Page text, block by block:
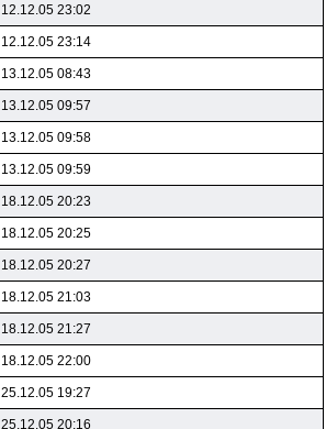
12.12.05 23:02
12.12.05 23:14
13.12.05 08:43
13.12.05 09:57
13.12.05 09:58
13.12.05 09:59
18.12.05 20:23
18.12.05 20:25
18.12.05 20:27
18.12.05 21:03
18.12.05 21:27
18.12.05 22:00
25.12.05 19:27
25.12.05 20:16